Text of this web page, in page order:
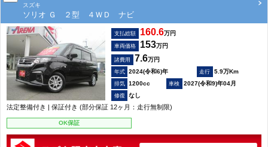
スズキ
ソリオ Ｇ ２型 ４ＷＤ ナビ
支払総額 160.6万円
車両価格 153万円
諸費用 7.6万円
2024(令和6)年
5.9万Km
1200cc
2027(令和9)年04月
なし
法定整備付き | 保証付き (部分保証 12ヶ月：走行無制限)
OK保証